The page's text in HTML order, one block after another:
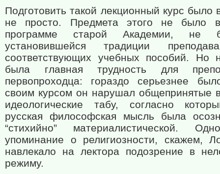
Подготовить такой лекционный курс было
не просто. Предмета этого не было
программе старой Академии, не
установившейся традиции
соответствующих учебных пособий. Но
была главная трудность для
первопроходца: гораздо серьезнее
своим курсом он нарушал общепринятые
идеологические табу, согласно
русская философская мысль была
“стихийно” материалистической.
упоминание о религиозности, скажем,
навлекало на лектора подозрение в
режиму.